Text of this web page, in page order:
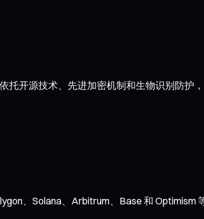
开源技术、先进加密机制和生物识别防护
、Solana、Arbitrum、Base 和 Optimism